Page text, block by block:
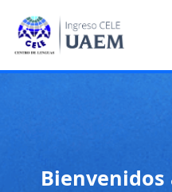
Bienvenidos